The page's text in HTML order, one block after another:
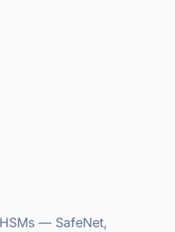
— SafeNet,